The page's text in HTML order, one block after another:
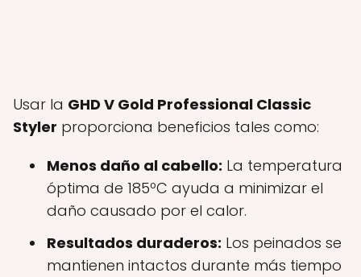
Usar la GHD V Gold Professional Classic
Styler proporciona beneficios tales como:
Menos daño al cabello: La temperatura
óptima de 185ºC ayuda a minimizar el
daño causado por el calor.
Resultados duraderos: Los peinados se
mantienen intactos durante más tiempo